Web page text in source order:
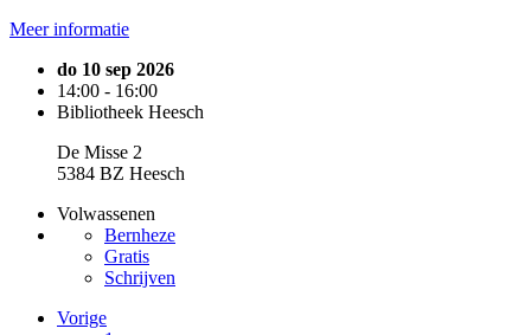
Meer informatie
do 10 sep 2026
14:00 - 16:00
Bibliotheek Heesch
De Misse 2
5384 BZ Heesch
Volwassenen
Bernheze
Gratis
Schrijven
Vorige